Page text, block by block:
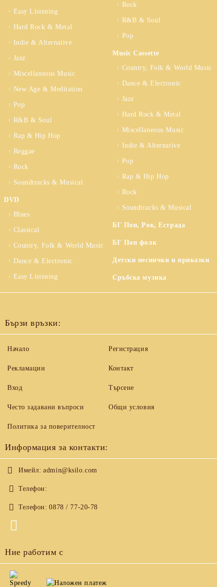
Easy Listening
Hard Rock & Metal
Indie & Alternative
Jazz
Miscellaneous Music
New Age & Meditation
Pop
R&B & Soul
Rap & Hip Hop
Reggae
Rock
Soundtracks & Musical
DVD
Blues
Classical
Country, Folk & World Music
Dance & Electronic
Easy Listening
Rock
R&B & Soul
Pop
Music Cassette
Country, Folk & World Music
Dance & Electronic
Jazz
Hard Rock & Metal
Miscellaneous Music
Indie & Alternative
Pop
Rap & Hip Hop
Rock
Soundtracks & Musical
БГ Поп, Рок, Естрада
БГ Поп фолк
Детски песнички и приказки
Сръбска музика
Бързи връзки:
Начало
Рекламации
Вход
Често задавани въпроси
Регистрация
Контакт
Търсене
Общи условия
Политика за поверителност
Информация за контакти:
Имейл: admin@ksilo.com
Телефон:
Телефон: 0878 / 77-20-78
Ние работим с